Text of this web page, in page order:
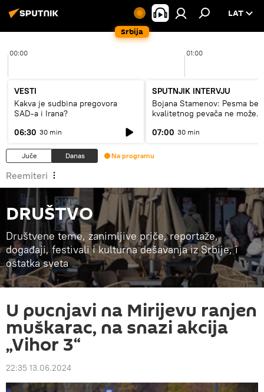
Srbija
LAT
00:00 01:00
VESTI
Kakva je sudbina pregovora
SAD-a i Irana?
06:30 30 min
SPUTNJIK INTERVJU
Bojana Stamenov: Pesma bez
kvalitetnog pevača ne može
07:00 30 min
Juče Danas Na programu
Reemiteri
DRUŠTVO
Društvene teme, zanimljive priče, reportaže,
događaji, festivali i kulturna dešavanja iz Srbije, i
ostatka sveta
U pucnjavi na Mirijevu ranjen
muškarac, na snazi akcija
„Vihor 3“
22:35 13.06.2024